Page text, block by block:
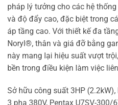
pháp lý tưởng cho các hệ
và độ đẩy cao, đặc biệt trong
áp tầng cao. Với thiết kế đa
Noryl®, thân và giá đỡ bằng
này mang lại hiệu suất vượt
bền trong điều kiện làm việc
Sở hữu công suất 3HP
3 pha 380V, Pentax U7SV-